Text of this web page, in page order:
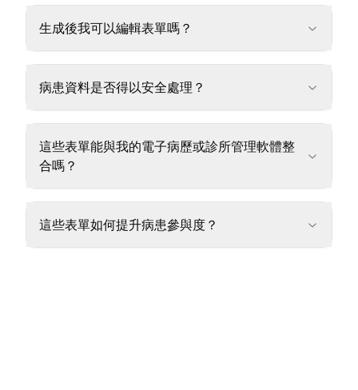
生成後我可以編輯表單嗎？
病患資料是否得以安全處理？
這些表單能與我的電子病歷或診所管理軟體整
合嗎？
這些表單如何提升病患參與度？